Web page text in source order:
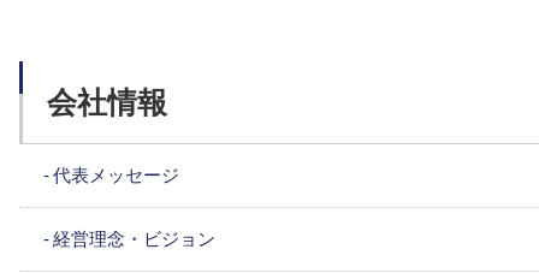
会社情報
代表メッセージ
経営理念・ビジョン